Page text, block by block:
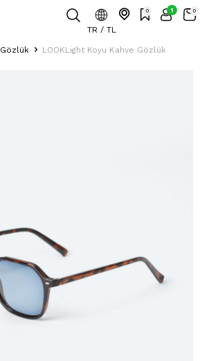
TR / TL
0 1 0
Gözlük LOOKLight Koyu Kahve Gözlük